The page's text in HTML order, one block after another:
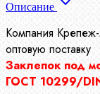
Описание
Компания
оптовую поставку
Заклепок под
ГОСТ 10299/